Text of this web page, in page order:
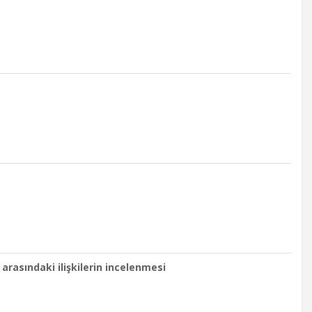
ilişkilerin incelenmesi